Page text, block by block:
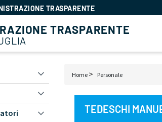
TRASPARENTE
TRASPARENTE
Briciole
pane
Home Personale
TEDESCHI